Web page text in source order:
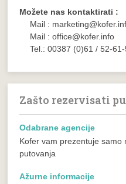
Možete nas kontaktirati :
Mail :
Mail : office@kofer.info
Tel.: 00387 (0)61 / 52-61-
Zašto rezervisati
Odabrane agencije
Kofer vam prezentuje samo
putovanja
Ažurne informacije